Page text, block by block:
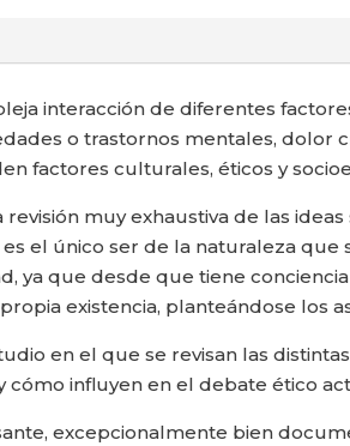
interacción de diferentes
o trastornos mentales, dolor
factores culturales, éticos y
muy exhaustiva de las
el único ser de la naturaleza
ya que desde que tiene
existencia, planteándose los
en el que se revisan las
cómo influyen en el debate ético
excepcionalmente bien